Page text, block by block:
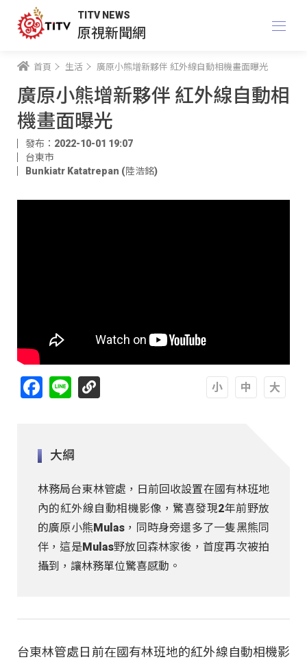
TITV NEWS
原視新聞網
首頁 生活 廣原小熊增新夥伴 紅外線自動相機畫面曝光
廣原小熊增新夥伴 紅外線自動相
機畫面曝光
發布：2022-10-01 19:07
台東市
Bunkiatr Katatrepan (陸浩銘)
Facebook
Line
大綱
林務局台東林管處，日前回收設置在國有林班地
內的紅外線自動相機影像，驚喜發現2年前野放
的廣原小熊Mulas，同時身旁還多了一隻黑熊同
伴，這是Mulas野放回森林家後，首度再次被拍
攝到，讓林務單位驚喜感動。
台東林管處日前在國有林班地的紅外線自動相機影